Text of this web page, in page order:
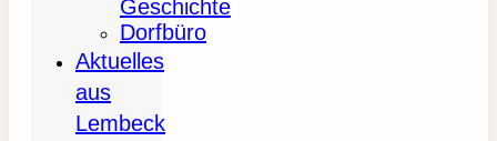
Geschichte
Dorfbüro
Aktuelles
aus
Lembeck